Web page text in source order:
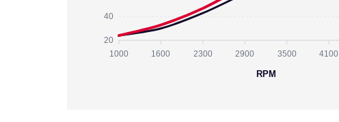
40
20
1000 1600 2300 2900 3500 4100
RPM